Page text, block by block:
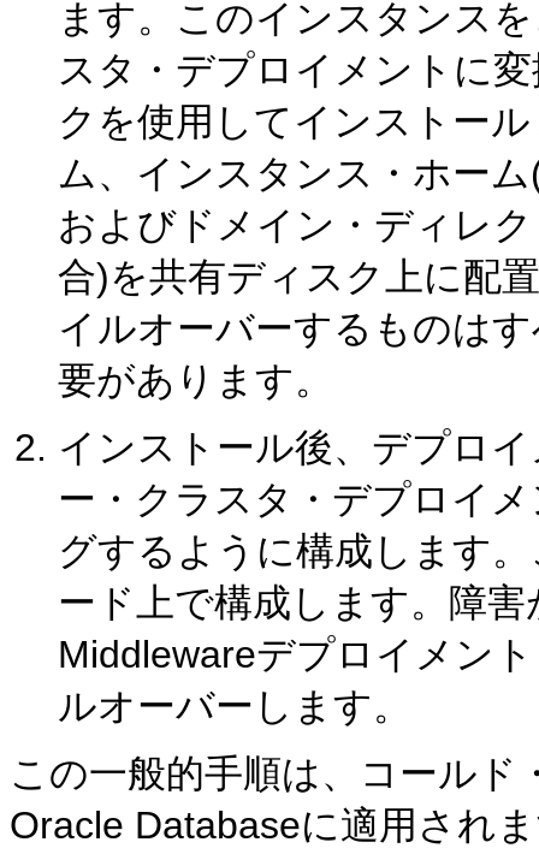
ます。このインスタンス
スタ・デプロイメントに
クを使用してインストー
ム、インスタンス・ホー
およびドメイン・ディレ
合)を共有ディスク上に配
イルオーバーするものは
要があります。
インストール後、デプロ
ー・クラスタ・デプロイ
グするように構成します
ード上で構成します。障
Middlewareデプロイメン
ルオーバーします。
この一般的手順は、コール
Oracle Databaseに適用され